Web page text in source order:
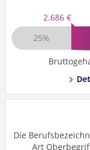
2.686 €
25%
Die
Art